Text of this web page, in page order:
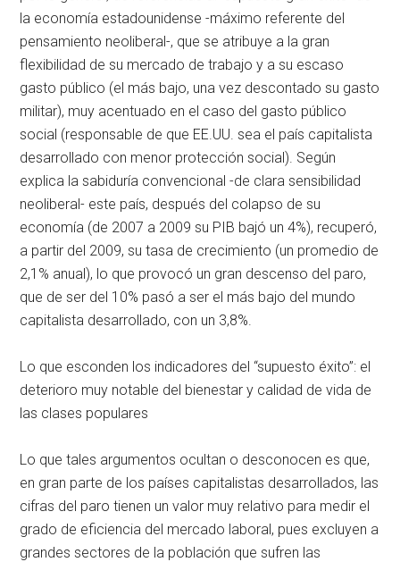
la economía estadounidense -máximo referente del
pensamiento neoliberal-, que se atribuye a la gran
flexibilidad de su mercado de trabajo y a su escaso
gasto público (el más bajo, una vez descontado su gasto
militar), muy acentuado en el caso del gasto público
social (responsable de que EE.UU. sea el país capitalista
desarrollado con menor protección social). Según
explica la sabiduría convencional -de clara sensibilidad
neoliberal- este país, después del colapso de su
economía (de 2007 a 2009 su PIB bajó un 4%), recuperó,
a partir del 2009, su tasa de crecimiento (un promedio de
2,1% anual), lo que provocó un gran descenso del paro,
que de ser del 10% pasó a ser el más bajo del mundo
capitalista desarrollado, con un 3,8%.
Lo que esconden los indicadores del “supuesto éxito”: el
deterioro muy notable del bienestar y calidad de vida de
las clases populares
Lo que tales argumentos ocultan o desconocen es que,
en gran parte de los países capitalistas desarrollados, las
cifras del paro tienen un valor muy relativo para medir el
grado de eficiencia del mercado laboral, pues excluyen a
grandes sectores de la población que sufren las